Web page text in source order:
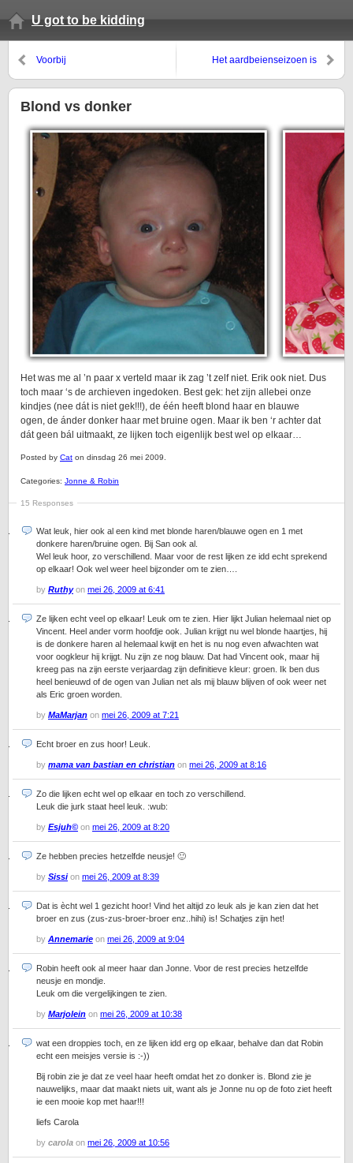
U got to be kidding
Voorbij
Het aardbeienseizoen is
Blond vs donker
Het was me al ’n paar x verteld maar ik zag ’t zelf niet. Erik ook niet. Dus
toch maar ‘s de archieven ingedoken. Best gek: het zijn allebei onze
kindjes (nee dát is niet gek!!!), de één heeft blond haar en blauwe
ogen, de ánder donker haar met bruine ogen. Maar ik ben ‘r achter dat
dát geen bál uitmaakt, ze lijken toch eigenlijk best wel op elkaar…
Posted by Cat on dinsdag 26 mei 2009.
Categories: Jonne & Robin
15 Responses
Wat leuk, hier ook al een kind met blonde haren/blauwe ogen en 1 met
donkere haren/bruine ogen. Bij San ook al.
Wel leuk hoor, zo verschillend. Maar voor de rest lijken ze idd echt sprekend
op elkaar! Ook wel weer heel bijzonder om te zien….
by Ruthyon mei 26, 2009 at 6:41
Ze lijken echt veel op elkaar! Leuk om te zien. Hier lijkt Julian helemaal niet op
Vincent. Heel ander vorm hoofdje ook. Julian krijgt nu wel blonde haartjes, hij
is de donkere haren al helemaal kwijt en het is nu nog even afwachten wat
voor oogkleur hij krijgt. Nu zijn ze nog blauw. Dat had Vincent ook, maar hij
kreeg pas na zijn eerste verjaardag zijn definitieve kleur: groen. Ik ben dus
heel benieuwd of de ogen van Julian net als mij blauw blijven of ook weer net
als Eric groen worden.
by MaMarjan on mei 26, 2009 at 7:21
Echt broer en zus hoor! Leuk.
by mama van bastian en christian on mei 26, 2009 at 8:16
Zo die lijken echt wel op elkaar en toch zo verschillend.
Leuk die jurk staat heel leuk. :wub:
by Esjuh© on mei 26, 2009 at 8:20
Ze hebben precies hetzelfde neusje! 🙂
by Sission mei 26, 2009 at 8:39
Dat is ècht wel 1 gezicht hoor! Vind het altijd zo leuk als je kan zien dat het
broer en zus (zus-zus-broer-broer enz..hihi) is! Schatjes zijn het!
by Annemarie on mei 26, 2009 at 9:04
Robin heeft ook al meer haar dan Jonne. Voor de rest precies hetzelfde
neusje en mondje.
Leuk om die vergelijkingen te zien.
by Marjolein on mei 26, 2009 at 10:38
wat een droppies toch, en ze lijken idd erg op elkaar, behalve dan dat Robin
echt een meisjes versie is :-))
Bij robin zie je dat ze veel haar heeft omdat het zo donker is. Blond zie je
nauwelijks, maar dat maakt niets uit, want als je Jonne nu op de foto ziet heeft
ie een mooie kop met haar!!!
liefs Carola
by carola on mei 26, 2009 at 10:56